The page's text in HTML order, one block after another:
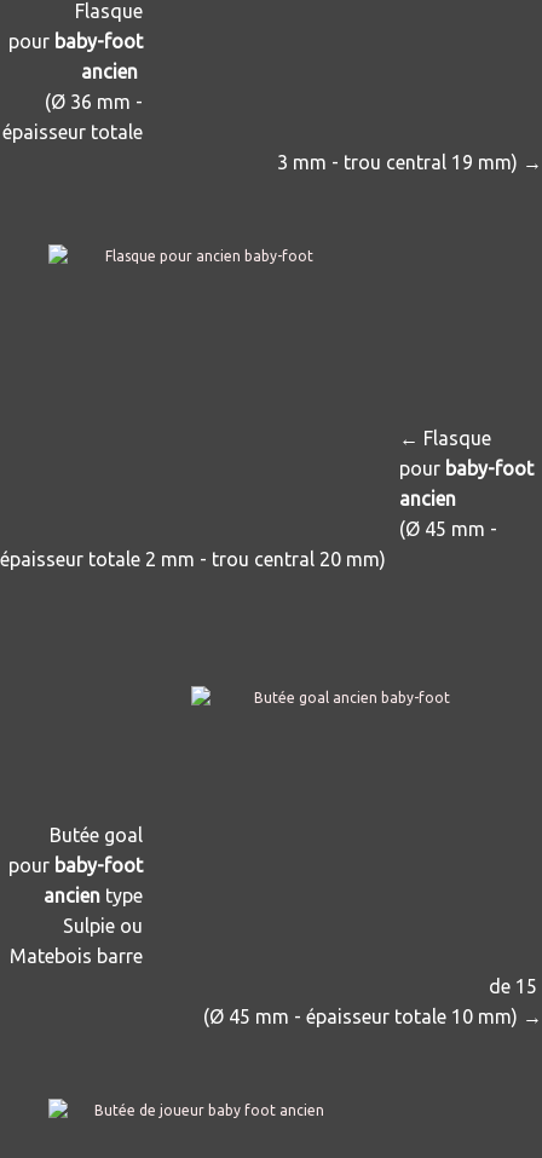
Flasque
pour baby-foot
ancien
(Ø 36 mm -
épaisseur totale
3 mm - trou central 19 mm) →
← Flasque
pour baby-foot
ancien
(Ø 45 mm -
épaisseur totale 2 mm - trou central 20 mm)
Butée goal
pour baby-foot
ancien type
Sulpie ou
Matebois barre
de 15
(Ø 45 mm - épaisseur totale 10 mm) →